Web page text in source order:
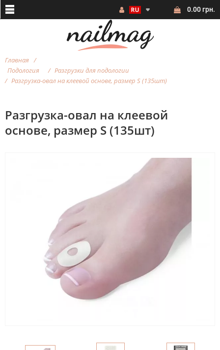
0.00 грн.
Главная
Подология
Разгрузки для подологии
Разгрузка-овал на клеевой основе, размер S (135шт)
Разгрузка-овал на клеевой
основе, размер S (135шт)